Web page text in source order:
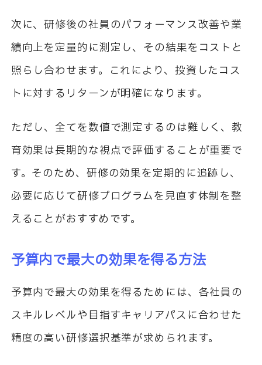
次に、研修後の社員のパフォーマンス改善や業
績向上を定量的に測定し、その結果をコストと
照らし合わせます。これにより、投資したコス
トに対するリターンが明確になります。
ただし、全てを数値で測定するのは難しく、教
育効果は長期的な視点で評価することが重要で
す。そのため、研修の効果を定期的に追跡し、
必要に応じて研修プログラムを見直す体制を整
えることがおすすめです。
予算内で最大の効果を得る方法
予算内で最大の効果を得るためには、各社員の
スキルレベルや目指すキャリアパスに合わせた
精度の高い研修選択基準が求められます。